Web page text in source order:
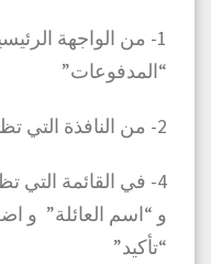
1- من الواجهة
“المدفوعات”
2- من النافذة التي تظهر لك قم باختيار “ايداع”
4- في القائمة التي
و “اسم العائلة” و
“تأكيد”